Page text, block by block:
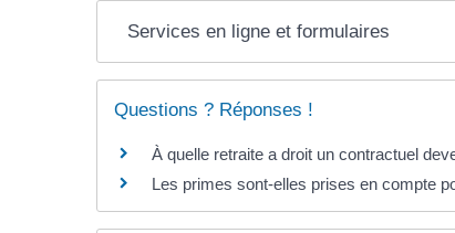
Services en ligne et formulaires
Questions ? Réponses !
À quelle retraite a droit un contractuel
Les primes sont-elles prises en compte